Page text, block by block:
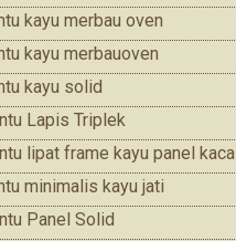
kayu merbau oven
kayu merbauoven
kayu solid
Lapis Triplek
lipat frame kayu panel kaca
minimalis kayu jati
Panel Solid